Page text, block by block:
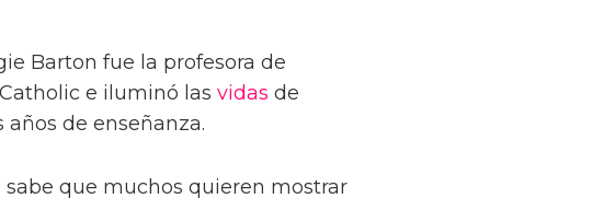
Barton fue la profesora de
e iluminó las vidas de
años de enseñanza.
sabe que muchos quieren mostrar